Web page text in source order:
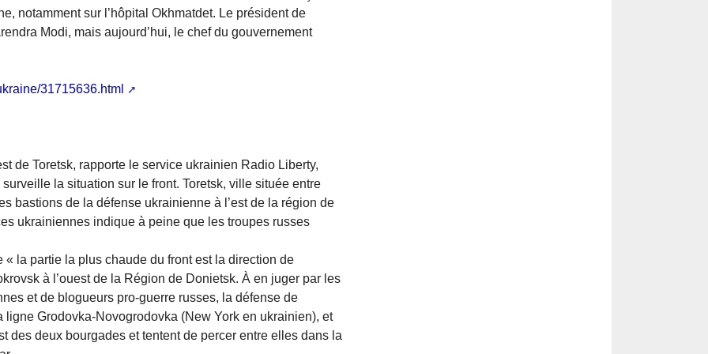
notamment sur l’hôpital Okhmatdet. Le président de
Modi, mais aujourd’hui, le chef du gouvernement
31715636.html
de Toretsk, rapporte le service ukrainien Radio Liberty,
la situation sur le front. Toretsk, ville située entre
bastions de la défense ukrainienne à l’est de la région de
ukrainiennes indique à peine que les troupes russes
« la partie la plus chaude du front est la direction de
à l’ouest de la Région de Donietsk. À en juger par les
et de blogueurs pro-guerre russes, la défense de
Grodovka-Novogrodovka (New York en ukrainien), et
des deux bourgades et tentent de percer entre elles dans la